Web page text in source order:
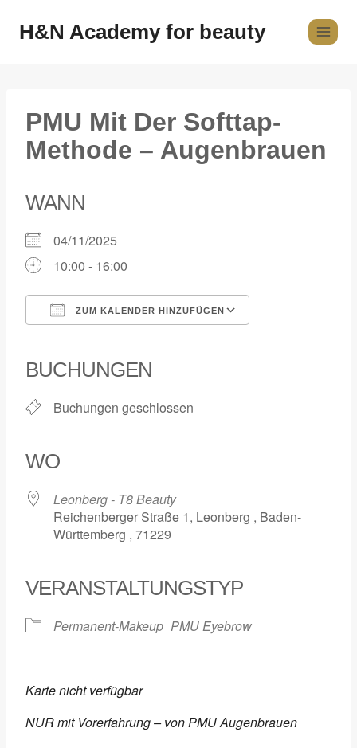
H&N Academy for beauty
PMU Mit Der Softtap-
Methode – Augenbrauen
WANN
04/11/2025
10:00 - 16:00
ZUM KALENDER HINZUFÜGEN
BUCHUNGEN
Buchungen geschlossen
WO
Leonberg - T8 Beauty
Reichenberger Straße 1, Leonberg , Baden-
Württemberg , 71229
VERANSTALTUNGSTYP
Permanent-Makeup PMU Eyebrow
Karte nicht verfügbar
NUR mit Vorerfahrung – von PMU Augenbrauen